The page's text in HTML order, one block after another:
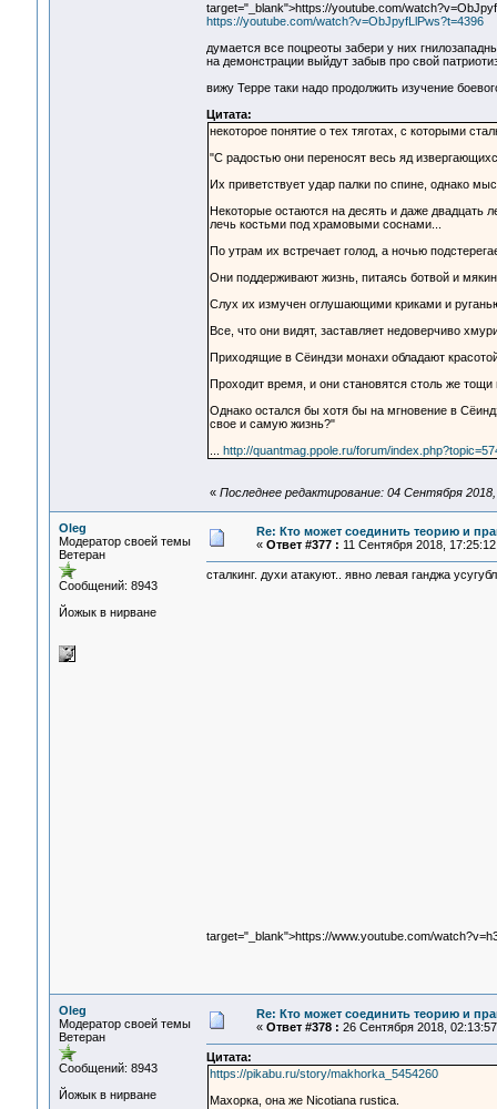
target="_blank">https://youtube.com/
https://youtube.com/watch?v=ObJpyfLlPws?t=4396
думается все поцреоты забери у них
на демонстрации выйдут забыв про свой
вижу Терре таки надо продолжить изучение
Цитата:
некоторое понятие о тех тяготах, с которыми
"С радостью они переносят весь яд
Их приветствует удар палки по спине, однако
Некоторые остаются на десять и даже двадцать
лечь костьми под храмовыми соснами...
По утрам их встречает голод, а ночью
Они поддерживают жизнь, питаясь ботвой и
Слух их измучен оглушающими криками и
Все, что они видят, заставляет недоверчиво
Приходящие в Сёиндзи монахи обладают
Проходит время, и они становятся столь же
Однако остался бы хотя бы на мгновение в
свое и самую жизнь?"
http://quantmag.ppole.ru/forum/
« Последнее редактирование: 04 Сентября
Oleg
Модератор своей темы
Ветеран
Сообщений: 8943
Йожык в нирване
Re: Кто может соединить теорию и
« Ответ #377 : 11 Сентября 2018,
сталкинг. духи атакуют.. явно левая ганджа
target="_blank">https://www.youtube.com/
Oleg
Модератор своей темы
Ветеран
Сообщений: 8943
Йожык в нирване
Re: Кто может соединить теорию и
« Ответ #378 : 26 Сентября 2018,
Цитата:
https://pikabu.ru/story/makhorka_5454260
Махорка, она же Nicotiana rustica.